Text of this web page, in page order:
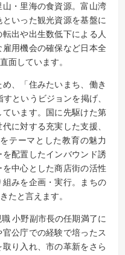
・里海の食資源。富山湾
いった観光資源を基盤に
出や出生数低下による人
用機会の確保など日本全
面しています。
、「住みたいまち、働き
というビジョンを掲げ、
ています。国に先駆けた第
に対する充実した支援、
テーマとした教育の魅力
配置したインバウンド誘
中心とした商店街の活性
みを企画・実行。まちの
たと言えます。
小野副市長の任期満了に
公庁での経験で培ったス
り入れ、市の革新をさら